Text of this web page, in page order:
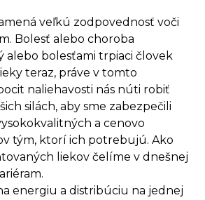
veľkú zodpovednosť voči
Bolesť alebo choroba
alebo bolesťami trpiaci človek
teraz, práve v tomto
naliehavosti nás núti robiť
silách, aby sme zabezpečili
a cenovo
tým, ktorí ich potrebujú. Ako
liekov čelíme v dnešnej
energiu a distribúciu na jednej